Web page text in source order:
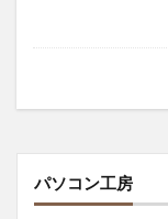
パソコン工房